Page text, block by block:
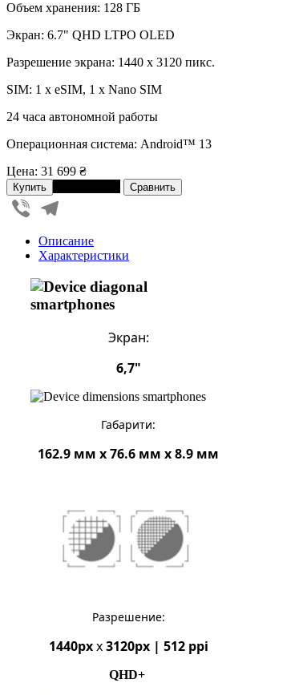
Объем хранения: 128 ГБ
Экран: 6.7" QHD LTPO OLED
Разрешение экрана: 1440 x 3120 пикс.
SIM: 1 x eSIM, 1 x Nano SIM
24 часа автономной работы
Операционная система: Android™ 13
Цена: 31 699 ₴
Viber
Описание
Характеристики
Экран:
6,7"
Габарити:
162.9 мм x 76.6 мм x 8.9 мм
Разрешение:
1440pxx3120px | 512 ppi
QHD+